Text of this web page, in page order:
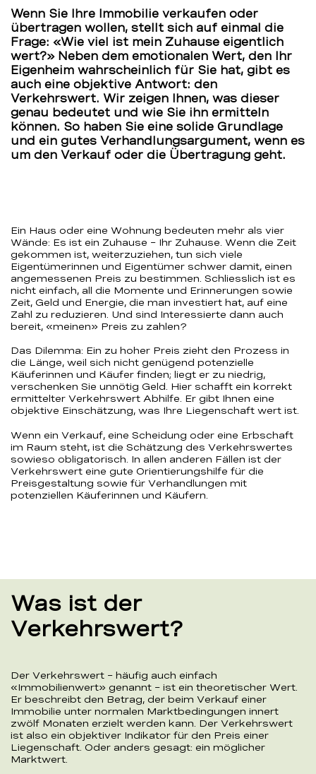
BEKB
Wenn Sie Ihre Immobilie verkaufen oder
übertragen wollen, stellt sich auf einmal die
Frage: «Wie viel ist mein Zuhause eigentlich
wert?» Neben dem emotionalen Wert, den Ihr
Eigenheim wahrscheinlich für Sie hat, gibt es
auch eine objektive Antwort: den
Verkehrswert. Wir zeigen Ihnen, was dieser
genau bedeutet und wie Sie ihn ermitteln
können. So haben Sie eine solide Grundlage
und ein gutes Verhandlungsargument, wenn es
um den Verkauf oder die Übertragung geht.
Ein Haus oder eine Wohnung bedeuten mehr als vier
Wände: Es ist ein Zuhause – Ihr Zuhause. Wenn die Zeit
gekommen ist, weiterzuziehen, tun sich viele
Eigentümerinnen und Eigentümer schwer damit, einen
angemessenen Preis zu bestimmen. Schliesslich ist es
nicht einfach, all die Momente und Erinnerungen sowie
Zeit, Geld und Energie, die man investiert hat, auf eine
Zahl zu reduzieren. Und sind Interessierte dann auch
bereit, «meinen» Preis zu zahlen?
Das Dilemma: Ein zu hoher Preis zieht den Prozess in
die Länge, weil sich nicht genügend potenzielle
Käuferinnen und Käufer finden; liegt er zu niedrig,
verschenken Sie unnötig Geld. Hier schafft ein korrekt
ermittelter Verkehrswert Abhilfe. Er gibt Ihnen eine
objektive Einschätzung, was Ihre Liegenschaft wert ist.
Wenn ein Verkauf, eine Scheidung oder eine Erbschaft
im Raum steht, ist die Schätzung des Verkehrswertes
sowieso obligatorisch. In allen anderen Fällen ist der
Verkehrswert eine gute Orientierungshilfe für die
Preisgestaltung sowie für Verhandlungen mit
potenziellen Käuferinnen und Käufern.
Was ist der
Verkehrswert?
Der Verkehrswert – häufig auch einfach
«Immobilienwert» genannt – ist ein theoretischer Wert.
Er beschreibt den Betrag, der beim Verkauf einer
Immobilie unter normalen Marktbedingungen innert
zwölf Monaten erzielt werden kann. Der Verkehrswert
ist also ein objektiver Indikator für den Preis einer
Liegenschaft. Oder anders gesagt: ein möglicher
Marktwert.